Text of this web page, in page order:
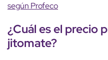
según Profeco
¿Cuál es el precio
jitomate?